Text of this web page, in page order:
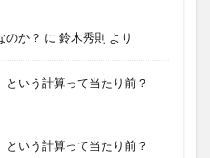
のか？ に 鈴木秀則 より
いう計算って当たり前？
いう計算って当たり前？